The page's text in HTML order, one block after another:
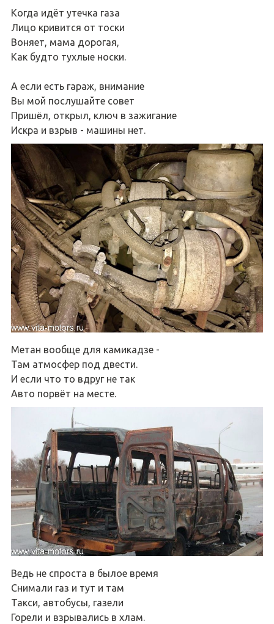
Когда идёт утечка газа
Лицо кривится от тоски
Воняет, мама дорогая,
Как будто тухлые носки.
А если есть гараж, внимание
Вы мой послушайте совет
Пришёл, открыл, ключ в зажигание
Искра и взрыв - машины нет.
Метан вообще для камикадзе -
Там атмосфер под двести.
И если что то вдруг не так
Авто порвёт на месте.
Ведь не спроста в былое время
Снимали газ и тут и там
Такси, автобусы, газели
Горели и взрывались в хлам.